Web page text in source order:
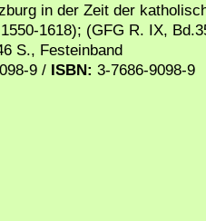
in der Zeit der
1618); (GFG R. IX,
S., Festeinband
9 / ISBN: 3-7686-9098-9